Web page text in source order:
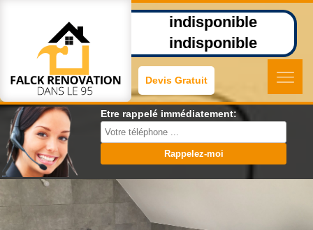
indisponible
indisponible
Devis Gratuit
Etre rappelé immédiatement: